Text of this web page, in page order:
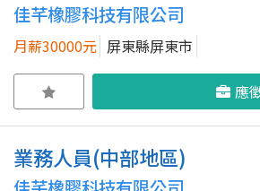
佳芊橡膠科技有限公司
月薪30000元 屏東縣屏東市
應
業務人員(中部地區)